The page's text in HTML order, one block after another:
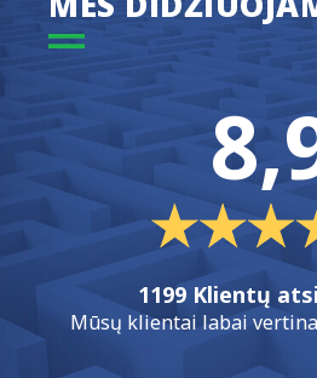
1199 Klientų
Mūsų klientai labai